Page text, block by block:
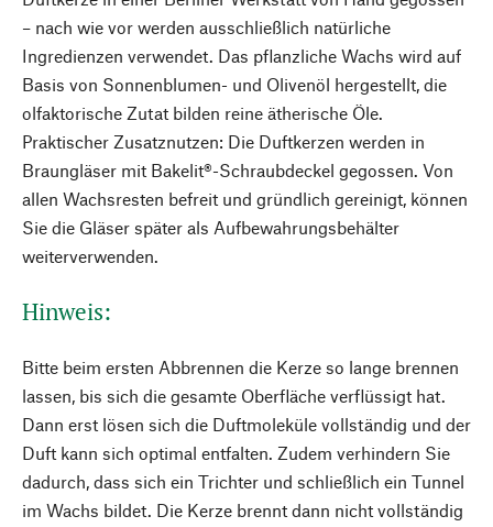
– nach wie vor werden ausschließlich natürliche
Ingredienzen verwendet. Das pflanzliche Wachs wird auf
Basis von Sonnenblumen- und Olivenöl hergestellt, die
olfaktorische Zutat bilden reine ätherische Öle.
Praktischer Zusatznutzen: Die Duftkerzen werden in
Braungläser mit Bakelit®-Schraubdeckel gegossen. Von
allen Wachsresten befreit und gründlich gereinigt, können
Sie die Gläser später als Aufbewahrungsbehälter
weiterverwenden.
Hinweis:
Bitte beim ersten Abbrennen die Kerze so lange brennen
lassen, bis sich die gesamte Oberfläche verflüssigt hat.
Dann erst lösen sich die Duftmoleküle vollständig und der
Duft kann sich optimal entfalten. Zudem verhindern Sie
dadurch, dass sich ein Trichter und schließlich ein Tunnel
im Wachs bildet. Die Kerze brennt dann nicht vollständig